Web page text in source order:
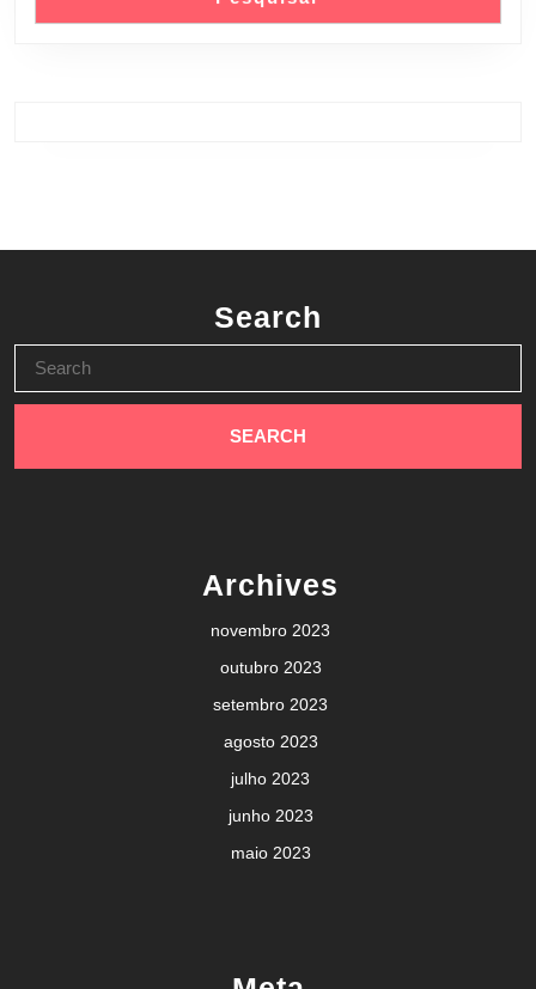
Search
for:
Archives
novembro 2023
outubro 2023
setembro 2023
agosto 2023
julho 2023
junho 2023
maio 2023